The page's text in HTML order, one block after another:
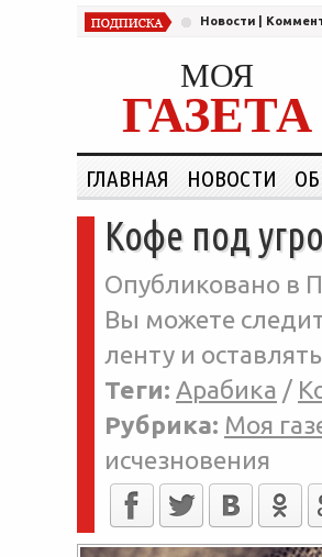
Новости
МОЯ
ГАЗЕТА
ГЛАВНАЯ НОВОСТИ
Кофе под
Опубликовано в
Вы можете
ленту и
Теги: Арабика /
Рубрика: Моя
исчезновения